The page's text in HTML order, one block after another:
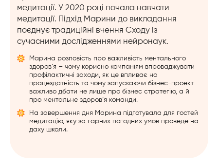
медитації. У 2020 році почала навчати
медитації. Підхід Марини до викладання
поєднує традиційні вчення Сходу із
сучасними дослідженнями нейронаук.
Марина розповість про важливість ментального
здоров’я – чому корисно компаніям впроваджувати
профілактичні заходи, як це впливає на
працездатність та чому запускаючи бізнес-проект
важливо дбати не лише про бізнес стратегію, а й
про ментальне здоров’я команди.
На завершення дня Марина підготувала для гостей
медитацію, яку за гарних погодних умов проведе на
даху школи.